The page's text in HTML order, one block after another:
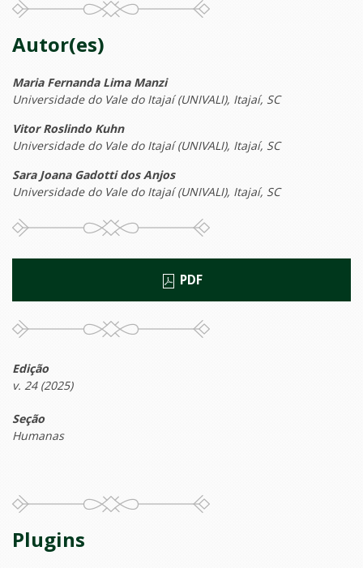
Autor(es)
Maria Fernanda Lima Manzi
Universidade do Vale do Itajaí (UNIVALI), Itajaí, SC
Vitor Roslindo Kuhn
Universidade do Vale do Itajaí (UNIVALI), Itajaí, SC
Sara Joana Gadotti dos Anjos
Universidade do Vale do Itajaí (UNIVALI), Itajaí, SC
PDF
Edição
v. 24 (2025)
Seção
Humanas
Plugins